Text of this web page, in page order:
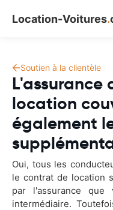
Location-Voitures.
Soutien à la clientèle
L'assurance
location
également
Oui, tous les
le contrat de location
par l'assurance
intermédiaire.